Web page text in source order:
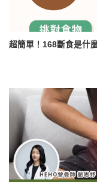
超簡單！168斷食是什